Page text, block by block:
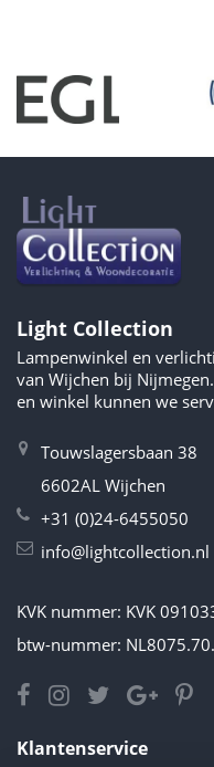
Light Collection
Lampenwinkel en
van Wijchen bij
en winkel kunnen we
Touwslagersbaan 38
6602AL Wijchen
+31 (0)24-6455050
info@lightcollection.nl
KVK nummer: KVK
btw-nummer:
Klantenservice